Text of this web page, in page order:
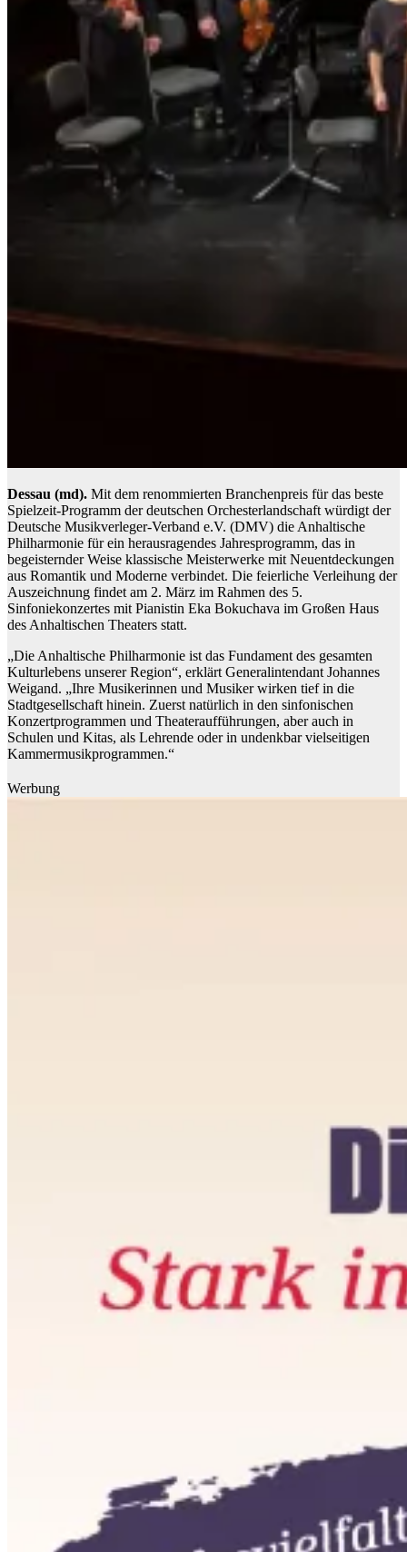
Dessau (md). Mit dem renommierten Branchenpreis für das beste
Spielzeit-Programm der deutschen Orchesterlandschaft würdigt der
Deutsche Musikverleger-Verband e.V. (DMV) die Anhaltische
Philharmonie für ein herausragendes Jahresprogramm, das in
begeisternder Weise klassische Meisterwerke mit Neuentdeckungen
aus Romantik und Moderne verbindet. Die feierliche Verleihung der
Auszeichnung findet am 2. März im Rahmen des 5.
Sinfoniekonzertes mit Pianistin Eka Bokuchava im Großen Haus
des Anhaltischen Theaters statt.
„Die Anhaltische Philharmonie ist das Fundament des gesamten
Kulturlebens unserer Region“, erklärt Generalintendant Johannes
Weigand. „Ihre Musikerinnen und Musiker wirken tief in die
Stadtgesellschaft hinein. Zuerst natürlich in den sinfonischen
Konzertprogrammen und Theateraufführungen, aber auch in
Schulen und Kitas, als Lehrende oder in undenkbar vielseitigen
Kammermusikprogrammen.“
Werbung